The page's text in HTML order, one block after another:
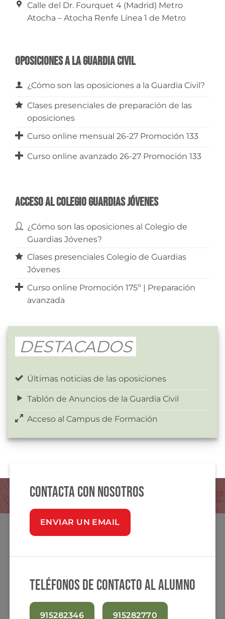
Calle del Dr. Fourquet 4 (Madrid) Metro
Atocha – Atocha Renfe Línea 1 de Metro
Oposiciones a la Guardia Civil
¿Cómo son las oposiciones a la Guardia Civil?
Clases presenciales de preparación de las
oposiciones
Curso online mensual 26-27 Promoción 133
Curso online avanzado 26-27 Promoción 133
Acceso al Colegio Guardias Jóvenes
¿Cómo son las oposiciones al Colegio de
Guardias Jóvenes?
Clases presenciales Colegio de Guardias
Jóvenes
Curso online Promoción 175º | Preparación
avanzada
DESTACADOS
Últimas noticias de las oposiciones
Tablón de Anuncios de la Guardia Civil
Acceso al Campus de Formación
Contacta con nosotros
ENVIAR UN EMAIL
Teléfonos de contacto al alumno
915282346 915282770